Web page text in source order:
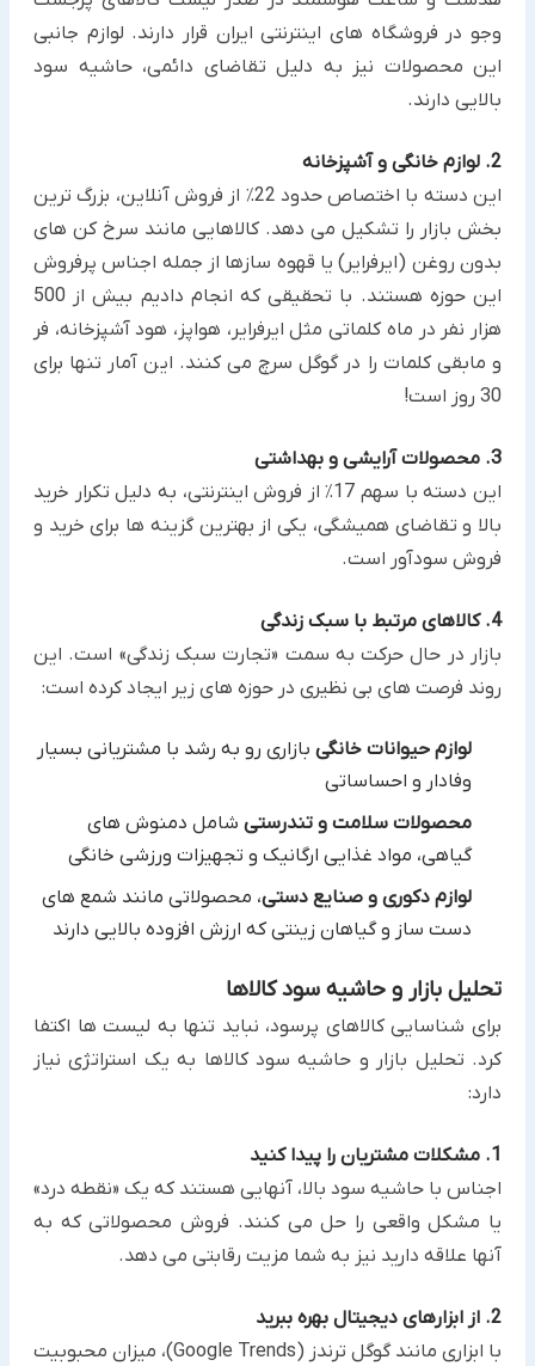
وجو در فروشگاه های اینترنتی ایران قرار دارند. لوازم جانبی
این محصولات نیز به دلیل تقاضای دائمی، حاشیه سود
بالایی دارند.
2. لوازم خانگی و آشپزخانه
این دسته با اختصاص حدود 22٪ از فروش آنلاین، بزرگ ترین
بخش بازار را تشکیل می دهد. کالاهایی مانند سرخ کن های
بدون روغن (ایرفرایر) یا قهوه سازها از جمله اجناس پرفروش
این حوزه هستند. با تحقیقی که انجام دادیم بیش از 500
هزار نفر در ماه کلماتی مثل ایرفرایر، هواپز، هود آشپزخانه، فر
و مابقی کلمات را در گوگل سرچ می کنند. این آمار تنها برای
30 روز است!
3. محصولات آرایشی و بهداشتی
این دسته با سهم 17٪ از فروش اینترنتی، به دلیل تکرار خرید
بالا و تقاضای همیشگی، یکی از بهترین گزینه ها برای خرید و
فروش سودآور است.
4. کالاهای مرتبط با سبک زندگی
بازار در حال حرکت به سمت «تجارت سبک زندگی» است. این
روند فرصت های بی نظیری در حوزه های زیر ایجاد کرده است:
لوازم حیوانات خانگی بازاری رو به رشد با مشتریانی بسیار
وفادار و احساساتی
محصولات سلامت و تندرستی شامل دمنوش های
گیاهی، مواد غذایی ارگانیک و تجهیزات ورزشی خانگی
لوازم دکوری و صنایع دستی، محصولاتی مانند شمع های
دست ساز و گیاهان زینتی که ارزش افزوده بالایی دارند
تحلیل بازار و حاشیه سود کالاها
برای شناسایی کالاهای پرسود، نباید تنها به لیست ها اکتفا
کرد. تحلیل بازار و حاشیه سود کالاها به یک استراتژی نیاز
دارد:
1. مشکلات مشتریان را پیدا کنید
اجناس با حاشیه سود بالا، آنهایی هستند که یک «نقطه درد»
یا مشکل واقعی را حل می کنند. فروش محصولاتی که به
آنها علاقه دارید نیز به شما مزیت رقابتی می دهد.
2. از ابزارهای دیجیتال بهره ببرید
با ابزاری مانند گوگل ترندز (Google Trends)، میزان محبوبیت